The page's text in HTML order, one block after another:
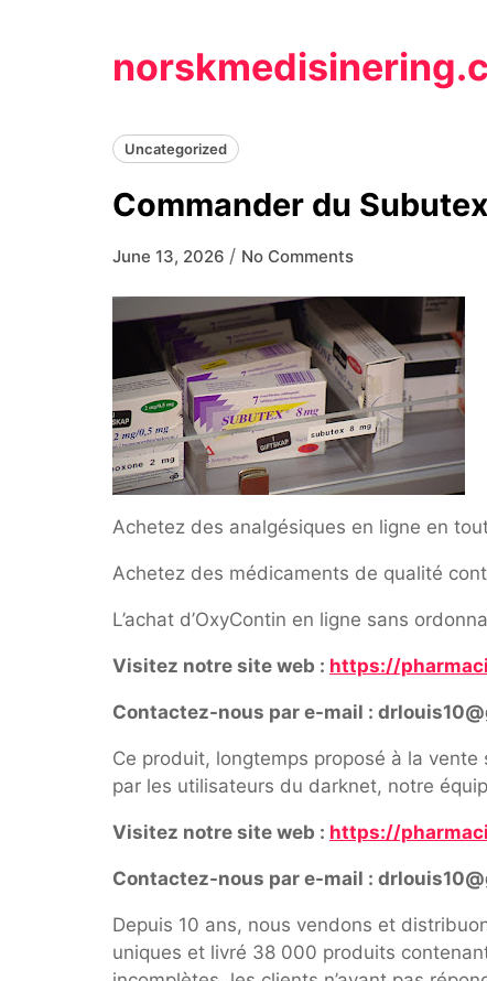
Uncategorized
Commander du
June 13, 2026 / No Comments
Achetez des analgésiques en ligne en
Achetez des médicaments de qualité
L’achat d’OxyContin en ligne sans
Visitez notre site web : https://
Contactez-nous par e-mail :
Ce produit, longtemps proposé à la
par les utilisateurs du darknet, notre
Visitez notre site web : https://
Contactez-nous par e-mail :
Depuis 10 ans, nous vendons et
uniques et livré 38 000 produits